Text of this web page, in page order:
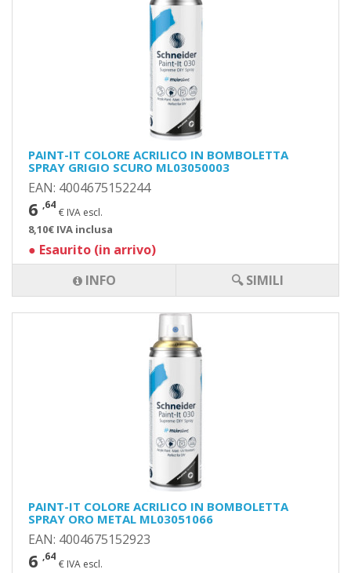
PAINT-IT COLORE ACRILICO IN BOMBOLETTA
SPRAY GRIGIO SCURO ML03050003
EAN: 4004675152244
6 ,64
€ IVA escl.
8,10€ IVA inclusa
● Esaurito (in arrivo)
INFO
🔍 SIMILI
PAINT-IT COLORE ACRILICO IN BOMBOLETTA
SPRAY ORO METAL ML03051066
EAN: 4004675152923
6 ,64
€ IVA escl.